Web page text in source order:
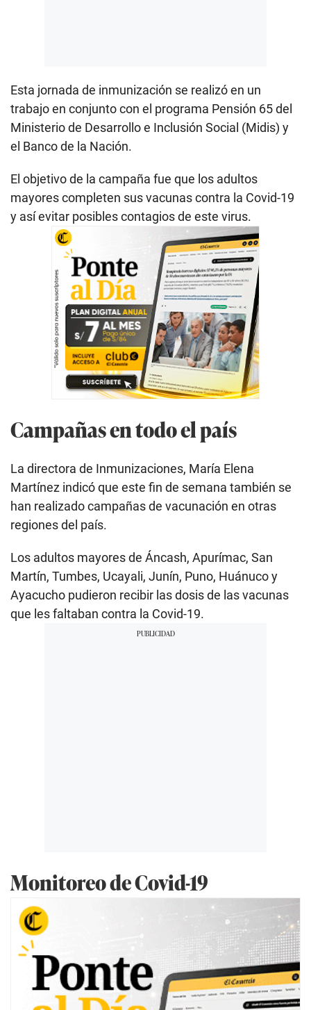
Esta jornada de inmunización se realizó en un
trabajo en conjunto con el programa Pensión 65 del
Ministerio de Desarrollo e Inclusión Social (Midis) y
el Banco de la Nación.
El objetivo de la campaña fue que los adultos
mayores completen sus vacunas contra la Covid-19
y así evitar posibles contagios de este virus.
Campañas en todo el país
La directora de Inmunizaciones, María Elena
Martínez indicó que este fin de semana también se
han realizado campañas de vacunación en otras
regiones del país.
Los adultos mayores de Áncash, Apurímac, San
Martín, Tumbes, Ucayali, Junín, Puno, Huánuco y
Ayacucho pudieron recibir las dosis de las vacunas
que les faltaban contra la Covid-19.
Monitoreo de Covid-19